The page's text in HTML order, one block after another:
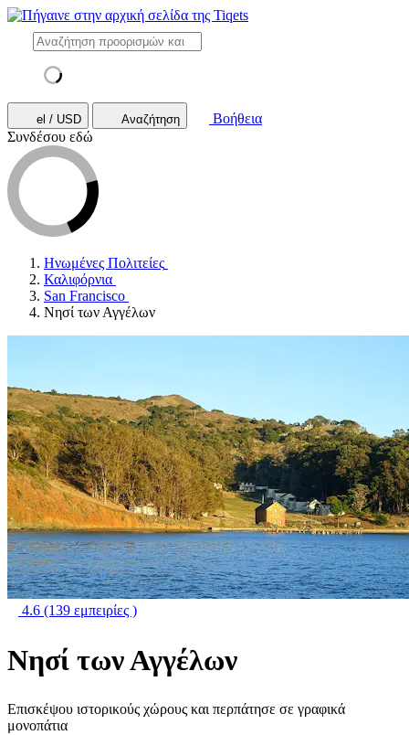
el / USD Αναζήτηση
Βοήθεια
Συνδέσου εδώ
Ηνωμένες Πολιτείες
Καλιφόρνια
San Francisco
Νησί των Αγγέλων
4.6 (139 εμπειρίες )
Νησί των Αγγέλων
Επισκέψου ιστορικούς χώρους και περπάτησε σε γραφικά
μονοπάτια